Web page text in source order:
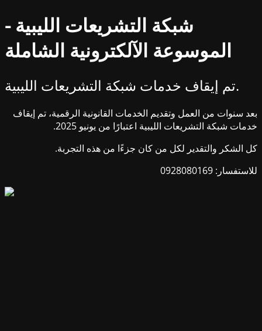
شبكة التشريعات الليبية -
الموسوعة الآلكترونية الشاملة
تم إيقاف خدمات شبكة التشريعات الليبية.
بعد سنوات من العمل وتقديم الخدمات القانونية الرقمية، تم إيقاف
خدمات شبكة التشريعات الليبية اعتبارًا من يونيو 2025.
كل الشكر والتقدير لكل من كان جزءًا من هذه التجربة.
للاستفسار: 0928080169